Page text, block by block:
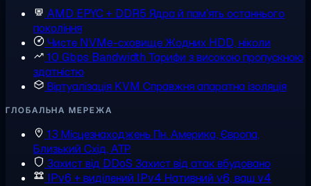
AMD EPYC + DDR5 Ядра й пам'ять останнього
покоління
Чисте NVMe-сховищеЖодних HDD, ніколи
10 Gbps Bandwidth Тарифи з високою пропускною
здатністю
Віртуалізація KVM Справжня апаратна ізоляція
ГЛОБАЛЬНА МЕРЕЖА
13 Місцезнаходжень Пн. Америка, Європа,
Близький Схід, АТР
Захист від DDoS Захист від атак вбудовано
IPv6 + виділений IPv4 Нативний v6, ваш v4